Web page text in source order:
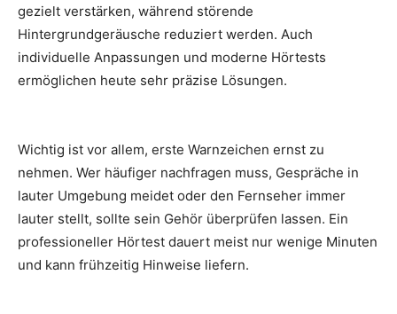
gezielt verstärken, während störende
Hintergrundgeräusche reduziert werden. Auch
individuelle Anpassungen und moderne Hörtests
ermöglichen heute sehr präzise Lösungen.
Wichtig ist vor allem, erste Warnzeichen ernst zu
nehmen. Wer häufiger nachfragen muss, Gespräche in
lauter Umgebung meidet oder den Fernseher immer
lauter stellt, sollte sein Gehör überprüfen lassen. Ein
professioneller Hörtest dauert meist nur wenige Minuten
und kann frühzeitig Hinweise liefern.